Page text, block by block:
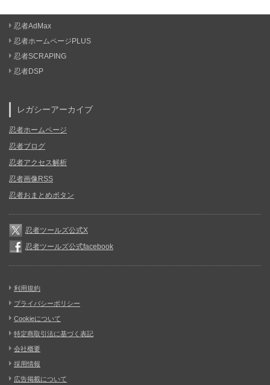
忍者AdMax
忍者ホームページPLUS
忍者SCRAPING
忍者DSP
レガシーアーカイブ
忍者ホームページ
忍者ブログ
忍者アクセス解析
忍者画像RSS
忍者おまとめボタン
忍者ツールズ公式X
忍者ツールズ公式facebook
利用規約
プライバシーポリシー
Cookieについて
特定商取引法に基づく表記
会社概要
採用情報
広告掲載について